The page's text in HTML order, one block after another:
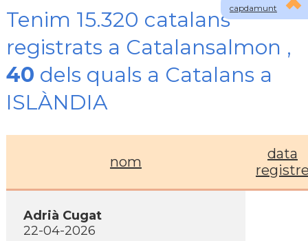
capdamunt
Tenim 15.320 catalans
registrats a Catalansalmon ,
40 dels quals a Catalans a
ISLÀNDIA
nom
data
Adrià Cugat
22-04-2026